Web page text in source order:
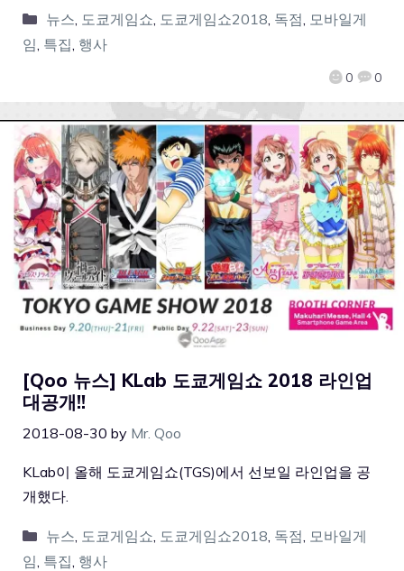
0 0
뉴스 도쿄게임쇼 도쿄게임쇼2018 독점 모바일게
임 특집 행사
[Qoo 뉴스] KLab 도쿄게임쇼 2018 라인업
대공개!!
2018-08-30 by Mr. Qoo
KLab이 올해 도쿄게임쇼(TGS)에서 선보일 라인업을 공
개했다.
뉴스 도쿄게임쇼 도쿄게임쇼2018 독점 모바일게
임 특집 행사